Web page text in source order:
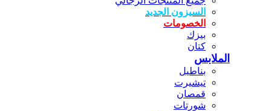
السيزون الجديد
الخصومات
بيزك
كتان
الملابس
بناطيل
تيشيرت
قمصان
شورتات